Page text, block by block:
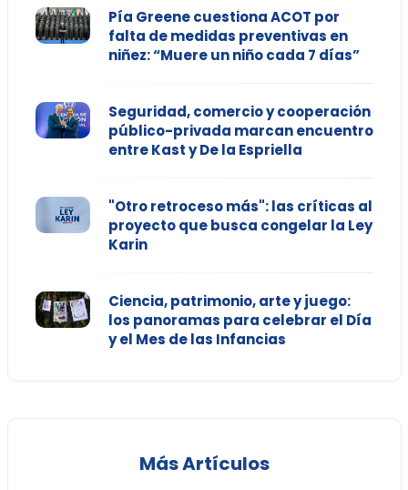
Pía Greene cuestiona ACOT por
falta de medidas preventivas en
niñez: “Muere un niño cada 7 días”
Seguridad, comercio y cooperación
público-privada marcan encuentro
entre Kast y De la Espriella
"Otro retroceso más": las críticas al
proyecto que busca congelar la Ley
Karin
Ciencia, patrimonio, arte y juego:
los panoramas para celebrar el Día
y el Mes de las Infancias
Más Artículos